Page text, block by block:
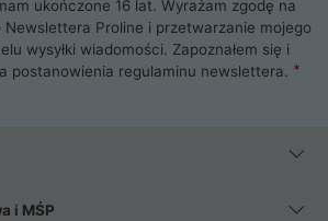
ukończone 16 lat. Wyrażam zgodę na
Newslettera Proline i przetwarzanie mojego
wysyłki wiadomości. Zapoznałem się i
postanowienia regulaminu newslettera.
i MŚP